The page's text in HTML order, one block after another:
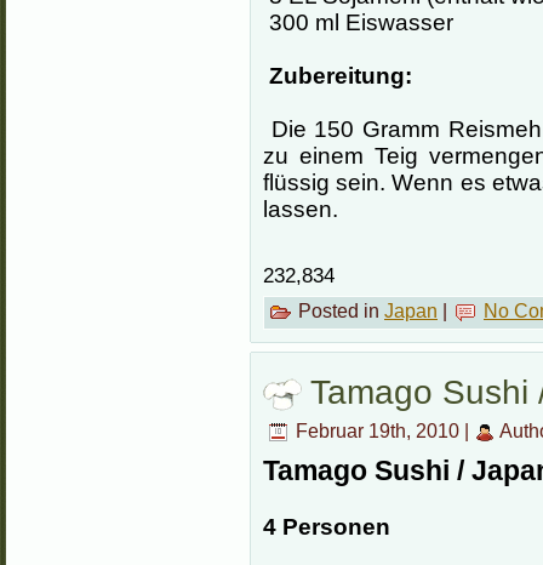
300 ml Eiswasser
Zubereitung:
Die 150 Gramm
zu einem Teig
flüssig sein. Wenn es
lassen.
232,834
Posted in Japan No
Tamago Sushi
Februar 19th, 2010 |
Tamago Sushi /
4 Personen